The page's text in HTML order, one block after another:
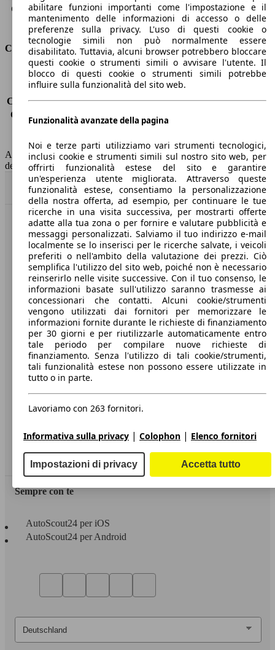
Capacità di traino (con freni)
1200 kg
Volume del bagagliaio
800 - 3000 l
Consumi
Emissioni di CO2*
140 g/km (komb.)
Consumo (urbano)
7.2 l/100km
Consumo (extra-urbano) 5.4 l/100km
Consumo (combinato)*
6.1 l/100km
Capacità del serbatoio
50 l
AutoScout24 non si assume alcuna responsabilità per la correttezza
dei dati.
Torna su
Benvenuti su AutoScout24, il mercato auto europeo.
Società
A proposito di AutoScout24
Stampa
Media
Condizioni generali
Informazioni
Privacy
Dichiarazione di Accessibilità
Servizi
Area rivenditori
Sempre con te
AutoScout24 per iOS
AutoScout24 per Android
abilitare funzioni importanti come l'impostazione e il
mantenimento delle informazioni di accesso o delle
preferenze sulla privacy. L'uso di questi cookie o
tecnologie simili non può normalmente essere
disabilitato. Tuttavia, alcuni browser potrebbero bloccare
questi cookie o strumenti simili o avvisare l'utente. Il
blocco di questi cookie o strumenti simili potrebbe
influire sulla funzionalità del sito web.
Funzionalità avanzate della pagina
Noi e terze parti utilizziamo vari strumenti tecnologici,
inclusi cookie e strumenti simili sul nostro sito web, per
offrirti funzionalità estese del sito e garantire
un'esperienza utente migliorata. Attraverso queste
funzionalità estese, consentiamo la personalizzazione
della nostra offerta, ad esempio, per continuare le tue
ricerche in una visita successiva, per mostrarti offerte
adatte alla tua zona o per fornire e valutare pubblicità e
messaggi personalizzati. Salviamo il tuo indirizzo e-mail
localmente se lo inserisci per le ricerche salvate, i veicoli
preferiti o nell'ambito della valutazione dei prezzi. Ciò
semplifica l'utilizzo del sito web, poiché non è necessario
reinserirlo nelle visite successive. Con il tuo consenso, le
informazioni basate sull'utilizzo saranno trasmesse ai
concessionari che contatti. Alcuni cookie/strumenti
vengono utilizzati dai fornitori per memorizzare le
informazioni fornite durante le richieste di finanziamento
per 30 giorni e per riutilizzarle automaticamente entro
tale periodo per compilare nuove richieste di
finanziamento. Senza l'utilizzo di tali cookie/strumenti,
tali funzionalità estese non possono essere utilizzate in
tutto o in parte.
Lavoriamo con 263 fornitori.
Informativa sulla privacy | Colophon | Elenco fornitori
Impostazioni di privacy Accetta tutto